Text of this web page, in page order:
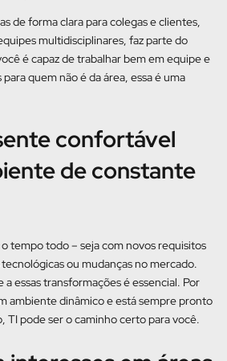
de forma clara para colegas e clientes,
multidisciplinares, faz parte do
é capaz de trabalhar bem em equipe e
quem não é da área, essa é uma
confortável
de constante
o tempo todo – seja com novos requisitos
ou mudanças no mercado.
essas transformações é essencial. Por
ambiente dinâmico e está sempre pronto
TI pode ser o caminho certo para você.